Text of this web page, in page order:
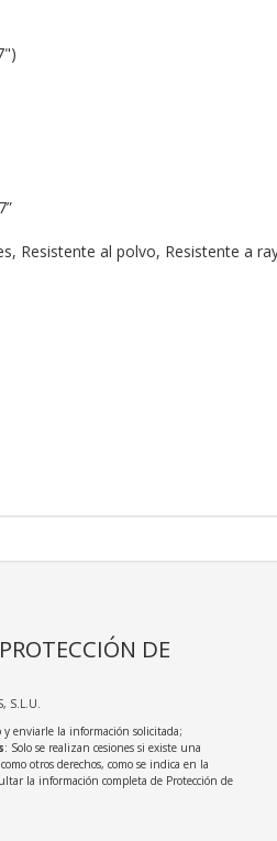
Resistente al polvo, Resistente a
DE
S.L.U.
enviarle la información solicitada;
: Solo se realizan cesiones si existe una
otros derechos, como se indica en la
la información completa de Protección de